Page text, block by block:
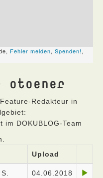
otoener
Redakteur in
DOKUBLOG-Team
Upload
04.06.2018